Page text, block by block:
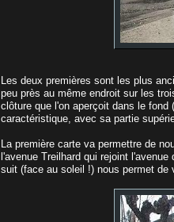
Les deux premières sont les plus
peu près au même endroit sur les
clôture que l'on aperçoit dans le
caractéristique, avec sa partie
La première carte va permettre de
l'avenue Treilhard qui rejoint
suit (face au soleil !) nous permet de